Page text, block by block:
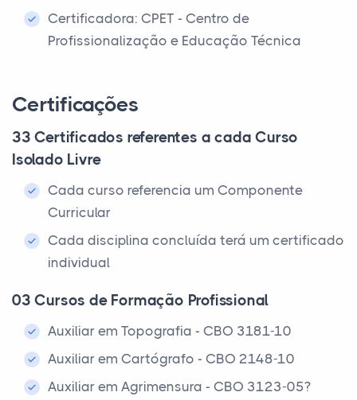
Certificadora: CPET - Centro de
Profissionalização e Educação Técnica
Certificações
33 Certificados referentes a cada Curso
Isolado Livre
Cada curso referencia um Componente
Curricular
Cada disciplina concluída terá um certificado
individual
03 Cursos de Formação Profissional
Auxiliar em Topografia - CBO 3181-10
Auxiliar em Cartógrafo - CBO 2148-10
Auxiliar em Agrimensura - CBO 3123-05?